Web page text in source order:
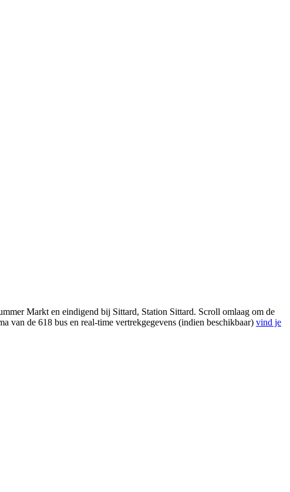
Markt en eindigend bij Sittard, Station Sittard. Scroll omlaag om de
van de 618 bus en real-time vertrekgegevens (indien beschikbaar) vind je